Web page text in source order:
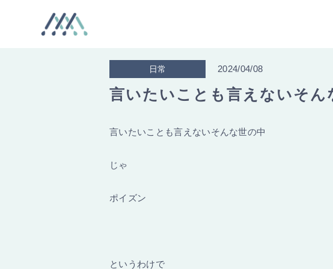
日常 2024/04/08
言いたいことも言えないそん
言いたいことも言えないそんな世の中
じゃ
ポイズン
というわけで